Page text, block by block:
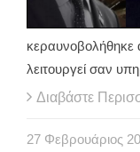
κεραυνοβολήθηκε
λειτουργεί σαν
Διαβάστε
27 Φεβρουάριος